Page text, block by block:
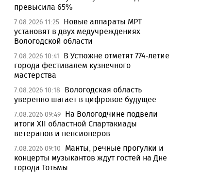
превысила 65%
7.08.2026 11:25 Новые аппараты МРТ
установят в двух медучреждениях
Вологодской области
7.08.2026 10:41
В Устюжне отметят 774-летие
города фестивалем кузнечного
мастерства
7.08.2026 10:18
Вологодская область
уверенно шагает в цифровое будущее
7.08.2026 09:49 На Вологодчине подвели
итоги XII областной Спартакиады
ветеранов и пенсионеров
7.08.2026 09:10
Манты, речные прогулки и
концерты музыкантов ждут гостей на Дне
города Тотьмы